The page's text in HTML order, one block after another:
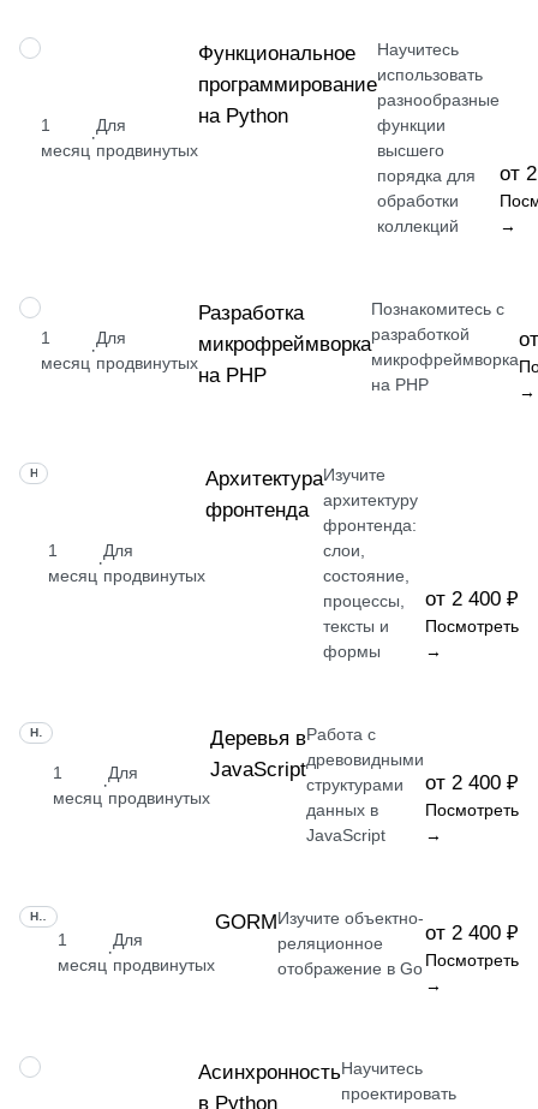
НАВЫК
1
месяц
·
Для
продвинутых
Функциональное
программирование
на Python
Научитесь
использовать
разнообразные
функции
высшего
порядка для
обработки
коллекций
от
→
НАВЫК
1
месяц
·
Для
продвинутых
Разработка
микрофреймворка
на PHP
Познакомитесь с
разработкой
микрофреймворка
на PHP
→
НАВЫК
1
месяц
·
Для
продвинутых
Архитектура
фронтенда
Изучите
архитектуру
фронтенда:
слои,
состояние,
процессы,
тексты и
формы
от 2 400 ₽
Посмотреть
→
НАВЫК
1
месяц
·
Для
продвинутых
Деревья в
JavaScript
Работа с
древовидными
структурами
данных в
JavaScript
от 2 400 ₽
Посмотреть
→
1
месяц
·
Для
продвинутых
GORMИзучите объектно-
реляционное
отображение в Go
от 2 400 ₽
Посмотреть
→
НАВЫК
Асинхронность
в Python
Научитесь
проектировать